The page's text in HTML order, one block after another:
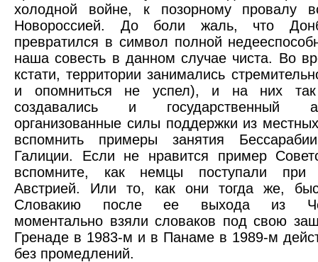
холодной войне, к позорному провалу
Новороссией. До боли жаль, что
превратился в символ полной
наша совесть в данном случае чиста. Во
кстати, территории занимались
и опомниться не успел), и на них
создавались и государственный
организованные силы поддержки из
вспомнить примеры занятия
Галиции. Если не нравится пример
вспомните, как немцы поступали
Австрией. Или то, как они тогда же,
Словакию после ее выхода из
моментально взяли словаков под свою
Гренаде в 1983-м и в Панаме в 1989-м
без промедлений.